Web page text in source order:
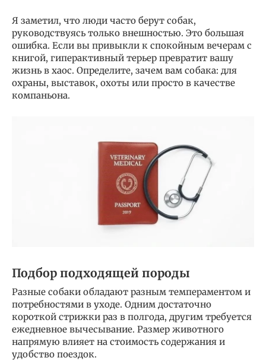
Я заметил, что люди часто берут собак,
руководствуясь только внешностью. Это большая
ошибка. Если вы привыкли к спокойным вечерам с
книгой, гиперактивный терьер превратит вашу
жизнь в хаос. Определите, зачем вам собака: для
охраны, выставок, охоты или просто в качестве
компаньона.
Подбор подходящей породы
Разные собаки обладают разным темпераментом и
потребностями в уходе. Одним достаточно
короткой стрижки раз в полгода, другим требуется
ежедневное вычесывание. Размер животного
напрямую влияет на стоимость содержания и
удобство поездок.